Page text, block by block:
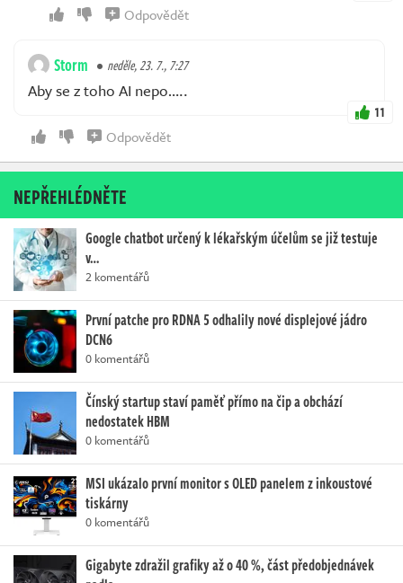
Odpovědět
Storm neděle, 23. 7., 7:27
Aby se z toho AI nepo…..
11
Odpovědět
NEPŘEHLÉDNĚTE
Google chatbot určený k lékařským účelům se již testuje
v…
2 komentářů
První patche pro RDNA 5 odhalily nové displejové jádro
DCN6
0 komentářů
Čínský startup staví paměť přímo na čip a obchází
nedostatek HBM
0 komentářů
MSI ukázalo první monitor s OLED panelem z inkoustové
tiskárny
0 komentářů
Gigabyte zdražil grafiky až o 40 %, část předobjednávek